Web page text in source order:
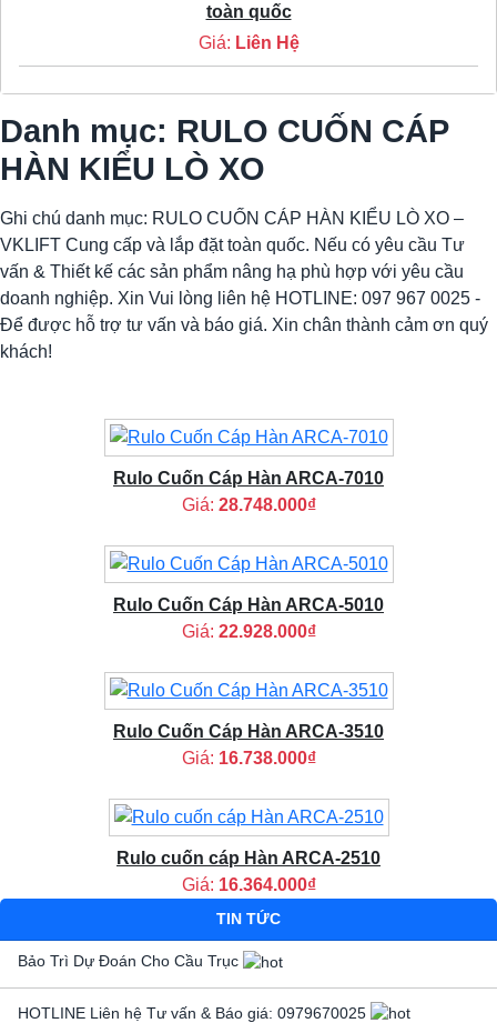
toàn quốc
Giá: Liên Hệ
Danh mục: RULO CUỐN CÁP
HÀN KIỂU LÒ XO
Ghi chú danh mục: RULO CUỐN CÁP HÀN KIỂU LÒ XO –
VKLIFT Cung cấp và lắp đặt toàn quốc. Nếu có yêu cầu Tư
vấn & Thiết kế các sản phẩm nâng hạ phù hợp với yêu cầu
doanh nghiệp. Xin Vui lòng liên hệ HOTLINE: 097 967 0025 -
Để được hỗ trợ tư vấn và báo giá. Xin chân thành cảm ơn quý
khách!
Rulo Cuốn Cáp Hàn ARCA-7010
Giá: 28.748.000₫
Rulo Cuốn Cáp Hàn ARCA-5010
Giá: 22.928.000₫
Rulo Cuốn Cáp Hàn ARCA-3510
Giá: 16.738.000₫
Rulo cuốn cáp Hàn ARCA-2510
Giá: 16.364.000₫
TIN TỨC
Bảo Trì Dự Đoán Cho Cầu Trục
HOTLINE Liên hệ Tư vấn & Báo giá: 0979670025